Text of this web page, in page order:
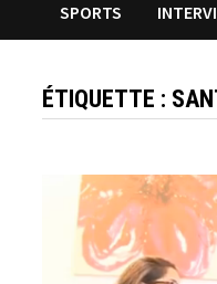
SPORTS
ÉTIQUETTE :